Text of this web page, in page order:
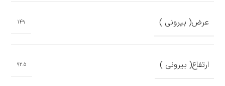
عرض( بیرونی ) 149
ارتفاع( بیرونی ) 92.5